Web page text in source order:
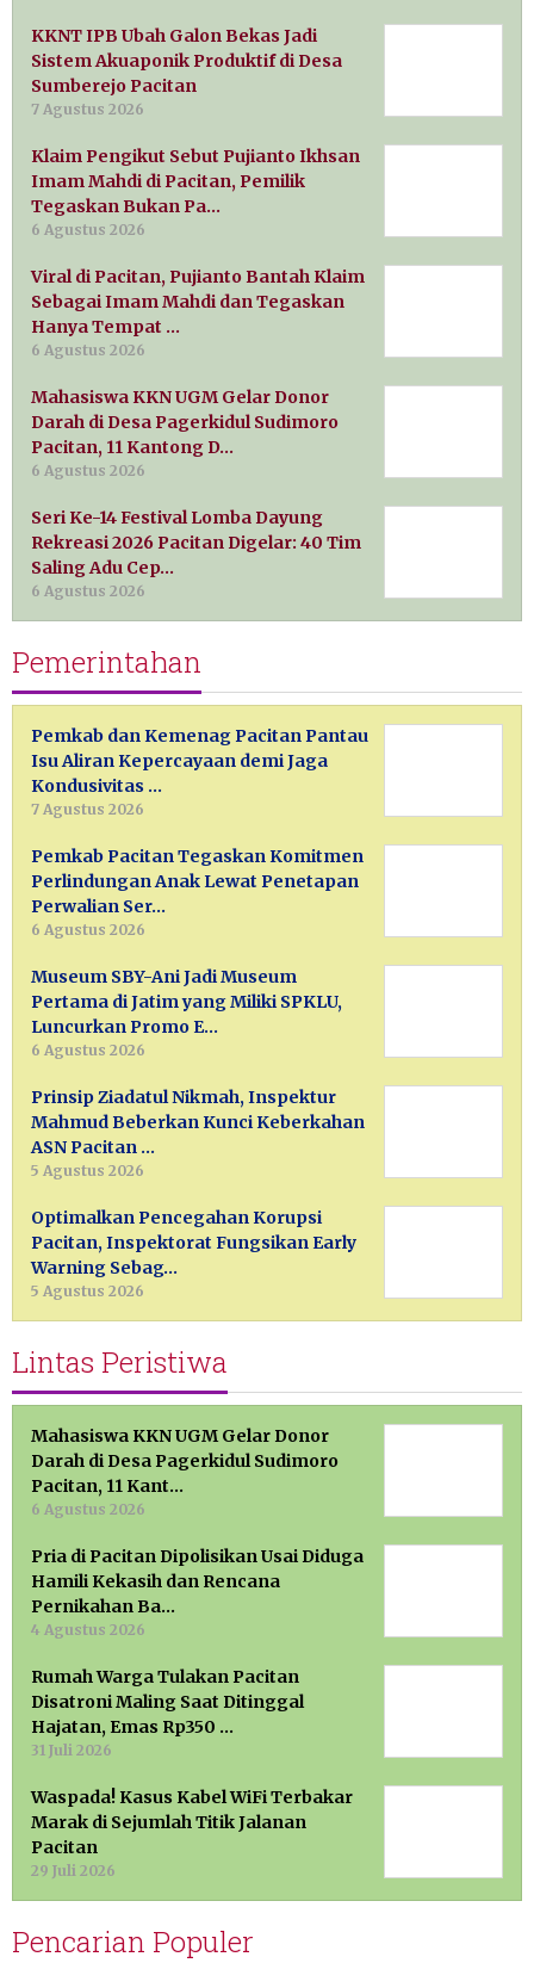
KKNT IPB Ubah Galon Bekas Jadi
Sistem Akuaponik Produktif di Desa
Sumberejo Pacitan
7 Agustus 2026
Klaim Pengikut Sebut Pujianto Ikhsan
Imam Mahdi di Pacitan, Pemilik
Tegaskan Bukan Pa…
6 Agustus 2026
Viral di Pacitan, Pujianto Bantah Klaim
Sebagai Imam Mahdi dan Tegaskan
Hanya Tempat …
6 Agustus 2026
Mahasiswa KKN UGM Gelar Donor
Darah di Desa Pagerkidul Sudimoro
Pacitan, 11 Kantong D…
6 Agustus 2026
Seri Ke-14 Festival Lomba Dayung
Rekreasi 2026 Pacitan Digelar: 40 Tim
Saling Adu Cep…
6 Agustus 2026
Pemerintahan
Pemkab dan Kemenag Pacitan Pantau
Isu Aliran Kepercayaan demi Jaga
Kondusivitas …
7 Agustus 2026
Pemkab Pacitan Tegaskan Komitmen
Perlindungan Anak Lewat Penetapan
Perwalian Ser…
6 Agustus 2026
Museum SBY-Ani Jadi Museum
Pertama di Jatim yang Miliki SPKLU,
Luncurkan Promo E…
6 Agustus 2026
Prinsip Ziadatul Nikmah, Inspektur
Mahmud Beberkan Kunci Keberkahan
ASN Pacitan …
5 Agustus 2026
Optimalkan Pencegahan Korupsi
Pacitan, Inspektorat Fungsikan Early
Warning Sebag…
5 Agustus 2026
Lintas Peristiwa
Mahasiswa KKN UGM Gelar Donor
Darah di Desa Pagerkidul Sudimoro
Pacitan, 11 Kant…
6 Agustus 2026
Pria di Pacitan Dipolisikan Usai Diduga
Hamili Kekasih dan Rencana
Pernikahan Ba…
4 Agustus 2026
Rumah Warga Tulakan Pacitan
Disatroni Maling Saat Ditinggal
Hajatan, Emas Rp350 …
31 Juli 2026
Waspada! Kasus Kabel WiFi Terbakar
Marak di Sejumlah Titik Jalanan
Pacitan
29 Juli 2026
Pencarian Populer